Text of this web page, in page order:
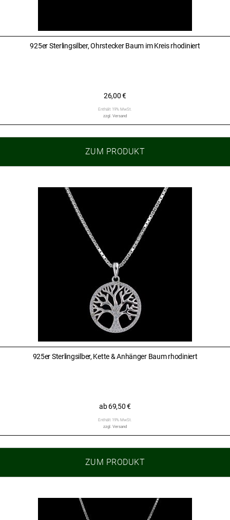
925er Sterlingsilber, Ohrstecker Baum im Kreis rhodiniert
26,00€
Enthält 19% MwSt.
zzgl. Versand
ZUM PRODUKT
925er Sterlingsilber, Kette & Anhänger Baum rhodiniert
ab69,50€
Enthält 19% MwSt.
zzgl. Versand
ZUM PRODUKT